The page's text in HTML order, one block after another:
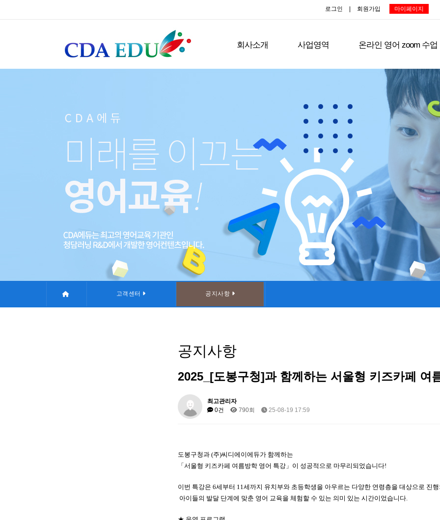
회사소개 사업영역 온라인 영어 zoom 수업
로그인 회원가입 마이페이지
고객센터 공지사항
공지사항
2025_[도봉구청]과 함께하는 서울형 키즈카페 여
최고관리자
0건
790회 25-08-19 17:59
도봉구청과 (주)씨디에이에듀가 함께하는
「 서울형 키즈카페 여름방학 영어 특강 」 이 성공적으로 마무리되었습니다!
이번 특강은 6세부터 11세까지 유치부와 초등학생을 아우르는 다양한 연령층을 대상으로 진행
아이들의 발달 단계에 맞춘 영어 교육을 체험할 수 있는 의미 있는 시간이었습니다.